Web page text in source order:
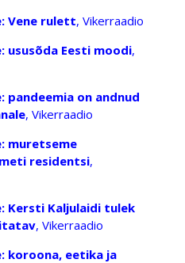
Vene rulett, Vikerraadio
ususõda Eesti moodi,
pandeemia on andnud
, Vikerraadio
muretseme
residentsi,
Kersti Kaljulaidi tulek
, Vikerraadio
koroona, eetika ja